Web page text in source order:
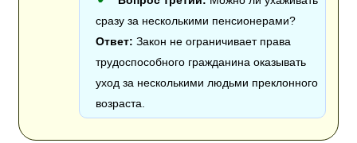
сразу за несколькими пенсионерами?
Ответ: Закон не ограничивает права
трудоспособного гражданина оказывать
уход за несколькими людьми преклонного
возраста.